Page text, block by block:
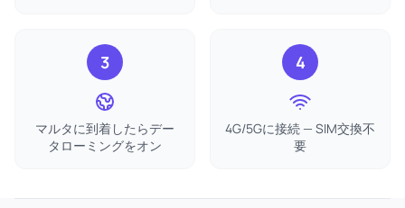
3
マルタに到着したらデー
タローミングをオン
4
4G/5Gに接続 — SIM交換不
要